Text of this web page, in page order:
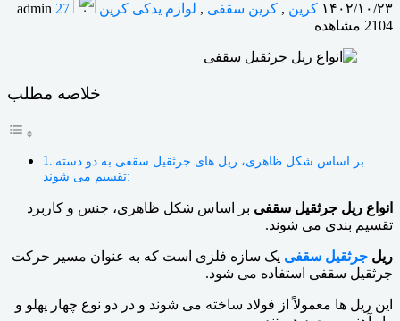
۱۴۰۲/۱۰/۲۳ کرین , کرین سقفی , لوازم یدکی کرین
27
2104 مشاهده
خلاصه مطلب
بر اساس شکل ظاهری، ریل های جرثقیل سقفی به دو دسته
تقسیم می شوند:
انواع ریل جرثقیل سقفی بر اساس شکل ظاهری، جنس و کاربرد
تقسیم بندی می شوند.
ریل جرثقیل سقفی یک سازه فلزی است که به عنوان مسیر حرکت
جرثقیل سقفی استفاده می شود.
این ریل ها معمولاً از فولاد ساخته می شوند و در دو نوع چهار پهلو و